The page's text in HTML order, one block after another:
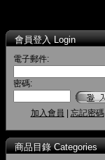
會員登入 Login
電子郵件:
密碼:
加入會員 忘記密碼
商品目錄 Categories